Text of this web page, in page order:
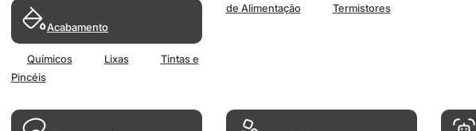
Acabamento
Químicos Lixas
Tintas e
Pincéis
de Alimentação
Termistores